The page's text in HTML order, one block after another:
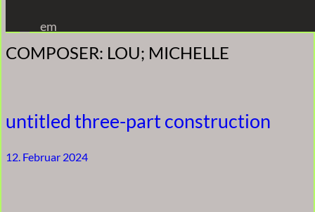
Inhalt
springen
em
COMPOSER: LOU; MICHELLE
untitled three-part construction
12. Februar 2024